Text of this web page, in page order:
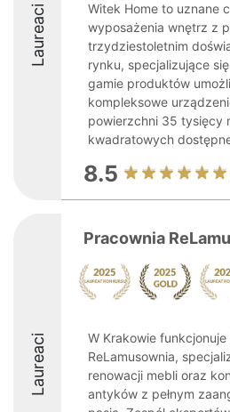
Laureaci
Witek Home to uznane
wyposażenia wnętrz z
trzydziestoletnim
rynku, specjalizujące
gamie produktów
kompleksowe
powierzchni 35 tysięcy
kwadratowych
8.5
Laureaci
Pracownia
W Krakowie funkcjonuje
ReLamusownia,
renowacji mebli oraz
antyków z pełnym